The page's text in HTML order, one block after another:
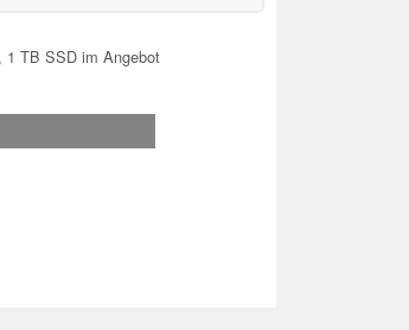
1 TB SSD im Angebot